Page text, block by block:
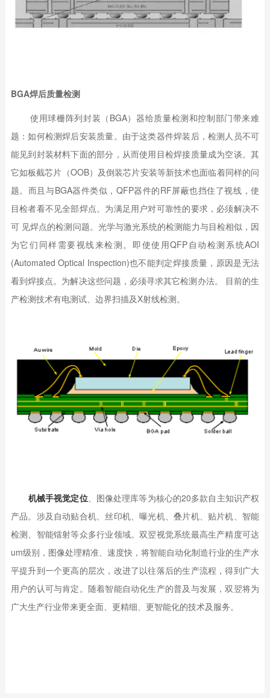
BGA焊后质量检测
使用球栅阵列封装（BGA）器给质量检测和控制部门带来难
题：如何检测焊后安装质量。由于这类器件焊装后，检测人员不可
能见到封装材料下面的部分，从而使用目检焊接质量成为空谈。其
它如板截芯片（OOB）及倒装芯片安装等新技术也面临着同样的问
题。而且与BGA器件类似，QFP器件的RF屏蔽也挡住了视线，使
目检者看不见全部焊点。为满足用户对可靠性的要求，必须解决不
可 见焊点的检测问题。光学与激光系统的检测能力与目检相似，因
为它们同样需要视线来检测。即使使用QFP自动检测系统AOI
(Automated Optical Inspection)也不能判定焊接质量，原因是无法
看到焊接点。为解决这些问题，必须寻求其它检测办法。 目前的生
产检测技术有电测试、边界扫描及X射线检测。
机械手视觉定位、图像处理库等为核心的20多款自主知识产权
产品。涉及自动贴合机、丝印机、曝光机、叠片机、贴片机、智能
检测、智能镭射等众多行业领域。双翌视觉系统最高生产精度可达
um级别，图像处理精准、速度快，将智能自动化制造行业的生产水
平提升到一个更高的层次，改进了以往落后的生产流程，得到广大
用户的认可与肯定。随着智能自动化生产的普及与发展，双翌将为
广大生产行业带来更全面、更精细、更智能化的技术及服务。